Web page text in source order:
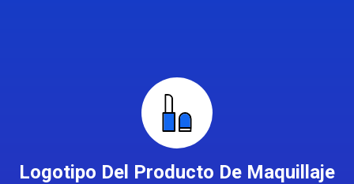
Logotipo Del Producto De Maquillaje